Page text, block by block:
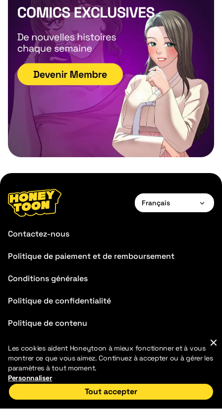
Français
Deutsch
Contactez-nous
Politique de paiement et de remboursement
Conditions générales
Politique de confidentialité
Politique de contenu
FAQ
Blog
Accueil Découvrir Ma bibliothèque
Les cookies aident Honeytoon à mieux fonctionner et à vous
montrer ce que vous aimez. Continuez à accepter ou à gérer les
paramètres à tout moment.
Personnaliser
Tout accepter